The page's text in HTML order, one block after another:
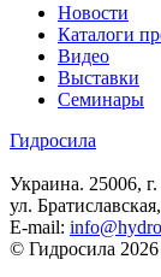
Новости
Каталоги
Видео
Выставки
Семинары
Гидросила
Украина. 25006,
ул.
E-mail:
© Гидросила 2026